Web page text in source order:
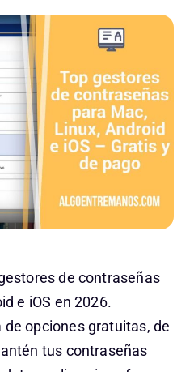
de contraseñas
e iOS en 2026.
opciones gratuitas, de
tus contraseñas